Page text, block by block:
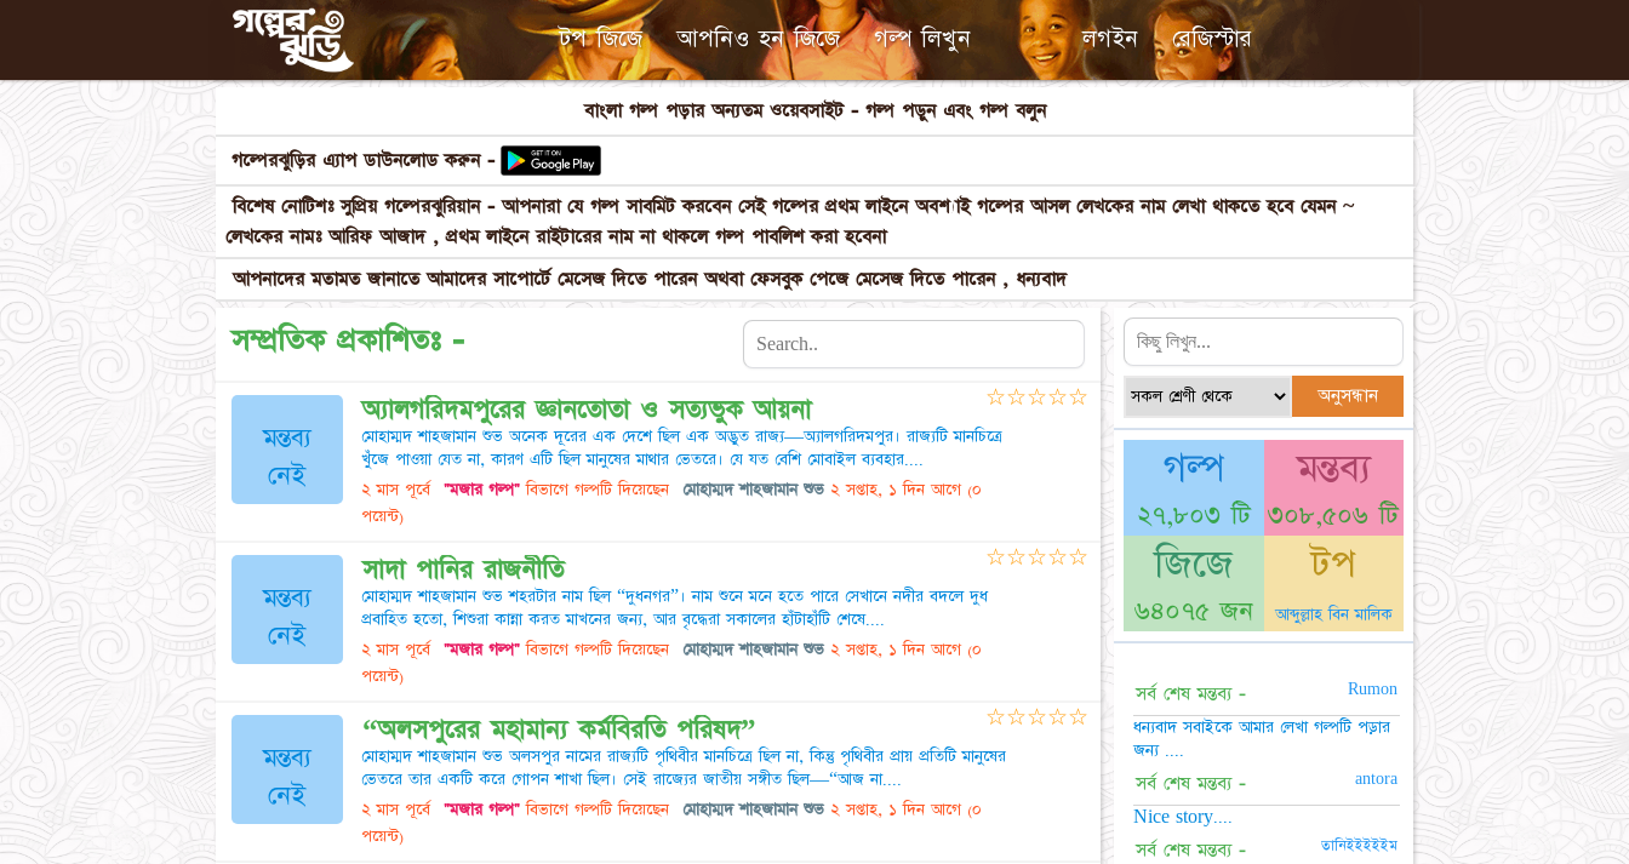
টপ জিজে আপনিও হন জিজে গল্প লিখুন লগইন রেজিস্টার
বাংলা গল্প পড়ার অন্যতম ওয়েবসাইট - গল্প পড়ুন এবং গল্প বলুন
গল্পেরঝুড়ির এ্যাপ ডাউনলোড করুন -
বিশেষ নোটিশঃ সুপ্রিয় গল্পেরঝুরিয়ান - আপনারা যে গল্প সাবমিট করবেন সেই গল্পের প্রথম লাইনে অবশ্যাই গল্পের আসল লেখকের নাম লেখা থাকতে হবে যেমন ~
লেখকের নামঃ আরিফ আজাদ , প্রথম লাইনে রাইটারের নাম না থাকলে গল্প পাবলিশ করা হবেনা
আপনাদের মতামত জানাতে আমাদের সাপোর্টে মেসেজ দিতে পারেন অথবা ফেসবুক পেজে মেসেজ দিতে পারেন , ধন্যবাদ
সম্প্রতিক প্রকাশিতঃ -
মন্তব্য
নেই
অ্যালগরিদমপুরের জ্ঞানতোতা ও সত্যভুক আয়না
মোহাম্মদ শাহজামান শুভ অনেক দূরের এক দেশে ছিল এক অদ্ভুত রাজ্য—অ্যালগরিদমপুর। রাজ্যটি মানচিত্রে
খুঁজে পাওয়া যেত না, কারণ এটি ছিল মানুষের মাথার ভেতরে। যে যত বেশি মোবাইল ব্যবহার....
২ মাস পূর্বে "মজার গল্প"বিভাগে গল্পটি দিয়েছেন মোহাম্মদ শাহজামান শুভ ২ সপ্তাহ, ১ দিন আগে (০
পয়েন্ট)
☆☆☆☆☆
মন্তব্য
নেই
সাদা পানির রাজনীতি
মোহাম্মদ শাহজামান শুভ শহরটার নাম ছিল “দুধনগর”। নাম শুনে মনে হতে পারে সেখানে নদীর বদলে দুধ
প্রবাহিত হতো, শিশুরা কান্না করত মাখনের জন্য, আর বৃদ্ধেরা সকালের হাঁটাহাঁটি শেষে....
২ মাস পূর্বে "মজার গল্প"বিভাগে গল্পটি দিয়েছেন মোহাম্মদ শাহজামান শুভ ২ সপ্তাহ, ১ দিন আগে (০
পয়েন্ট)
☆☆☆☆☆
মন্তব্য
নেই
“অলসপুরের মহামান্য কর্মবিরতি পরিষদ”
মোহাম্মদ শাহজামান শুভ অলসপুর নামের রাজ্যটি পৃথিবীর মানচিত্রে ছিল না, কিন্তু পৃথিবীর প্রায় প্রতিটি মানুষের
ভেতরে তার একটি করে গোপন শাখা ছিল। সেই রাজ্যের জাতীয় সঙ্গীত ছিল—“আজ না....
২ মাস পূর্বে "মজার গল্প"বিভাগে গল্পটি দিয়েছেন মোহাম্মদ শাহজামান শুভ ২ সপ্তাহ, ১ দিন আগে (০
পয়েন্ট)
☆☆☆☆☆
গল্প
২৭,৮০৩ টি
মন্তব্য
৩০৮,৫০৬ টি
জিজে
৬৪০৭৫ জন
টপ
আব্দুল্লাহ বিন মালিক
সর্ব শেষ মন্তব্য - Rumon
ধন্যবাদ সবাইকে আমার লেখা গল্পটি পড়ার
জন্য ....
সর্ব শেষ মন্তব্য - antora
Nice story....
সর্ব শেষ মন্তব্য - তানিইইইইইম